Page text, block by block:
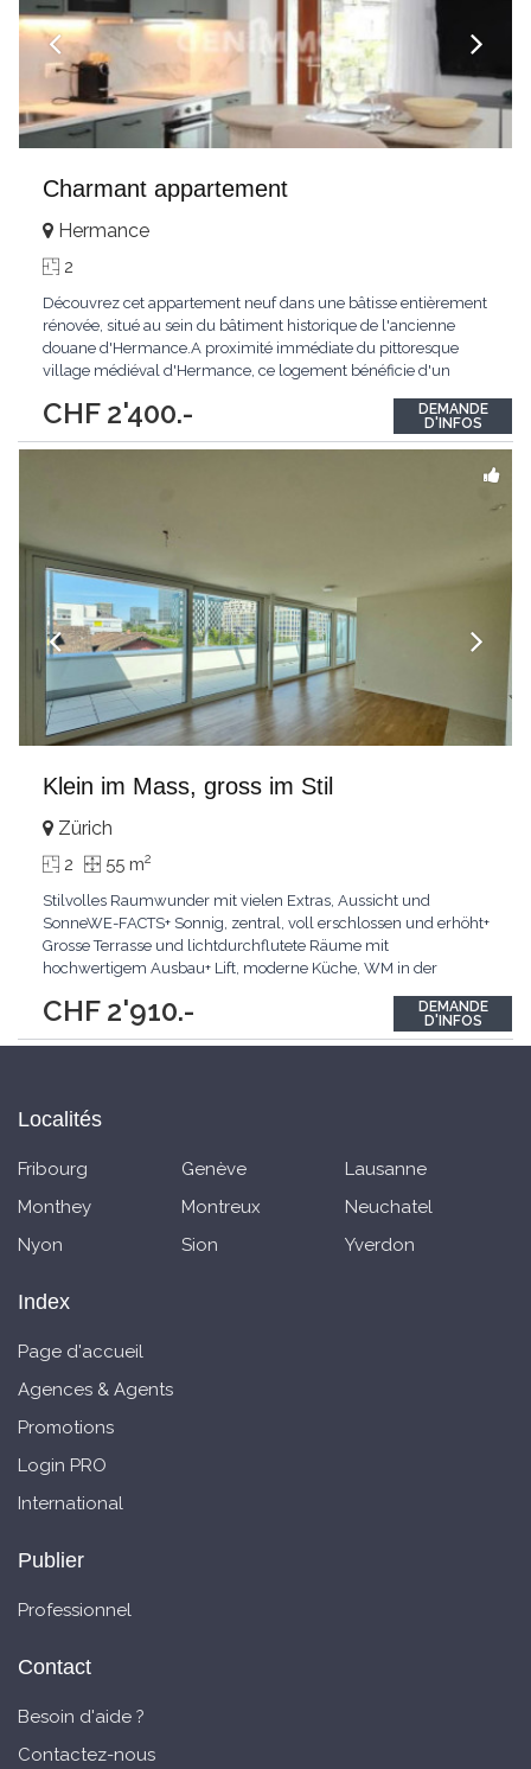
Charmant appartement
CHF 2'400.-
Hermance
2
Découvrez cet appartement neuf dans une bâtisse entièrement
rénovée, situé au sein du bâtiment historique de l'ancienne
douane d'Hermance.A proximité immédiate du pittoresque
village médiéval d'Hermance, ce logement bénéficie d'un
bâtiment de l'ancienne douane, témoin du riche passé
historique de la région, profite d'un...
DEMANDE
D'INFOS
Klein im Mass, gross im Stil
CHF 2'910.-
Zürich
2 55 m2
Stilvolles Raumwunder mit vielen Extras, Aussicht und
SonneWE-FACTS+ Sonnig, zentral, voll erschlossen und erhöht+
Grosse Terrasse und lichtdurchflutete Räume mit
hochwertigem Ausbau+ Lift, moderne Küche, WM in der
Sonnige, voll erschlossene Lage mit hervorragender
Infrastruktur.Interesiert? JETZT anrufen: +41 79 813 46 61
DEMANDE
D'INFOS
Localités
Fribourg Genève
Lausanne
Monthey
Montreux
Neuchatel
Nyon
Sion Yverdon
Index
Page d'accueil
Agences & Agents
Promotions
Login PRO
International
Publier
Professionnel
Contact
Besoin d'aide ?
Contactez-nous